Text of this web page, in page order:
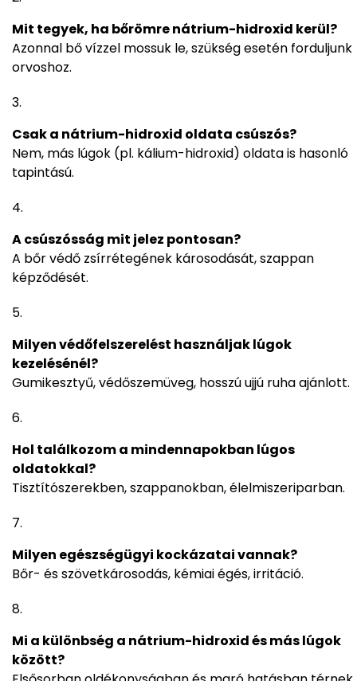
Mit tegyek, ha bőrömre nátrium-hidroxid kerül?
Azonnal bő vízzel mossuk le, szükség esetén forduljunk
orvoshoz.
Csak a nátrium-hidroxid oldata csúszós?
Nem, más lúgok (pl. kálium-hidroxid) oldata is hasonló
tapintású.
A csúszósság mit jelez pontosan?
A bőr védő zsírrétegének károsodását, szappan
képződését.
Milyen védőfelszerelést használjak lúgok
kezelésénél?
Gumikesztyű, védőszemüveg, hosszú ujjú ruha ajánlott.
Hol találkozom a mindennapokban lúgos
oldatokkal?
Tisztítószerekben, szappanokban, élelmiszeriparban.
Milyen egészségügyi kockázatai vannak?
Bőr- és szövetkárosodás, kémiai égés, irritáció.
Mi a különbség a nátrium-hidroxid és más lúgok
között?